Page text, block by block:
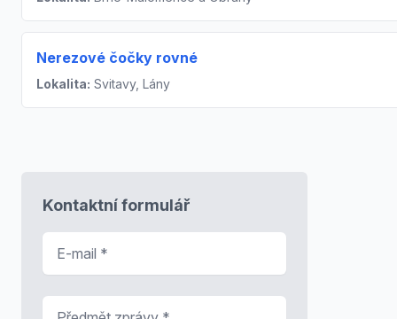
Nerezové čočky rovné
Lokalita: Svitavy, Lány
Kontaktní formulář